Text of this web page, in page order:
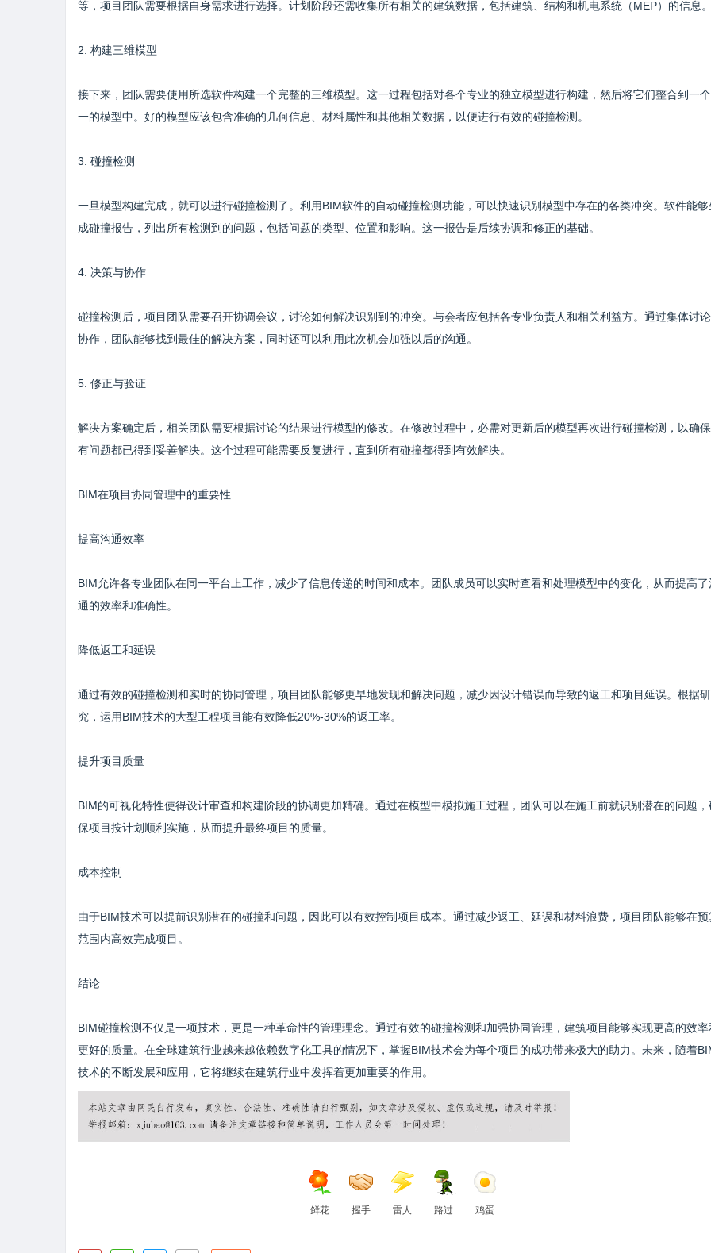
等，项目团队需要根据自身需求进行选择。计划阶段还需收集所有相关的建筑数据，包括建筑、结构和机电系统（MEP）的信息
2. 构建三维模型
接下来，团队需要使用所选软件构建一个完整的三维模型。这一过程包括对各个专业的独立模型进行构建，然后将它们整合到一
一的模型中。好的模型应该包含准确的几何信息、材料属性和其他相关数据，以便进行有效的碰撞检测。
3. 碰撞检测
一旦模型构建完成，就可以进行碰撞检测了。利用BIM软件的自动碰撞检测功能，可以快速识别模型中存在的各类冲突。软件能够
成碰撞报告，列出所有检测到的问题，包括问题的类型、位置和影响。这一报告是后续协调和修正的基础。
4. 决策与协作
碰撞检测后，项目团队需要召开协调会议，讨论如何解决识别到的冲突。与会者应包括各专业负责人和相关利益方。通过集体讨
协作，团队能够找到最佳的解决方案，同时还可以利用此次机会加强以后的沟通。
5. 修正与验证
解决方案确定后，相关团队需要根据讨论的结果进行模型的修改。在修改过程中，必需对更新后的模型再次进行碰撞检测，以确
有问题都已得到妥善解决。这个过程可能需要反复进行，直到所有碰撞都得到有效解决。
BIM在项目协同管理中的重要性
提高沟通效率
BIM允许各专业团队在同一平台上工作，减少了信息传递的时间和成本。团队成员可以实时查看和处理模型中的变化，从而提高了
通的效率和准确性。
降低返工和延误
通过有效的碰撞检测和实时的协同管理，项目团队能够更早地发现和解决问题，减少因设计错误而导致的返工和项目延误。根据研
究，运用BIM技术的大型工程项目能有效降低20%-30%的返工率。
提升项目质量
BIM的可视化特性使得设计审查和构建阶段的协调更加精确。通过在模型中模拟施工过程，团队可以在施工前就识别潜在的问题，
保项目按计划顺利实施，从而提升最终项目的质量。
成本控制
由于BIM技术可以提前识别潜在的碰撞和问题，因此可以有效控制项目成本。通过减少返工、延误和材料浪费，项目团队能够在预
范围内高效完成项目。
结论
BIM碰撞检测不仅是一项技术，更是一种革命性的管理理念。通过有效的碰撞检测和加强协同管理，建筑项目能够实现更高的效率
更好的质量。在全球建筑行业越来越依赖数字化工具的情况下，掌握BIM技术会为每个项目的成功带来极大的助力。未来，随着
技术的不断发展和应用，它将继续在建筑行业中发挥着更加重要的作用。
鲜花 握手 雷人 路过 鸡蛋